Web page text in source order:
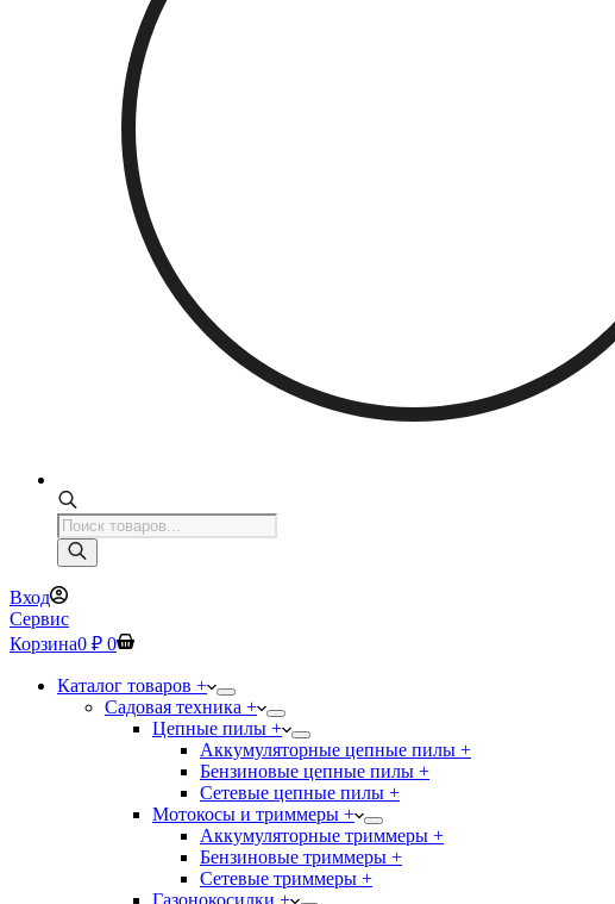
Поиск
товаров
Вход
Сервис
Корзина0 ₽ 0
Каталог товаров +
Садовая техника +
Цепные пилы +
Аккумуляторные цепные пилы +
Бензиновые цепные пилы +
Сетевые цепные пилы +
Мотокосы и триммеры +
Аккумуляторные триммеры +
Бензиновые триммеры +
Сетевые триммеры +
Газонокосилки +